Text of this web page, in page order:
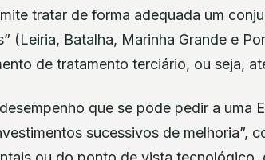
tratar de forma adequada um
(Leiria, Batalha, Marinha Grande e
de tratamento terciário, ou seja,
que se pode pedir a uma
sucessivos de melhoria”,